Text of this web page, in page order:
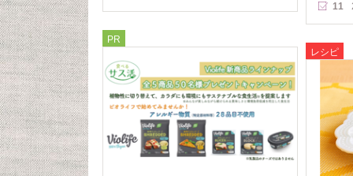
11
PR
レシピ